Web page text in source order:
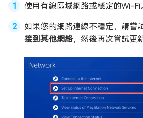
使用有線區域網路或穩定的Wi-Fi
如果您的網路連線不穩定，請嘗
接到其他網絡，然後再次嘗試更新